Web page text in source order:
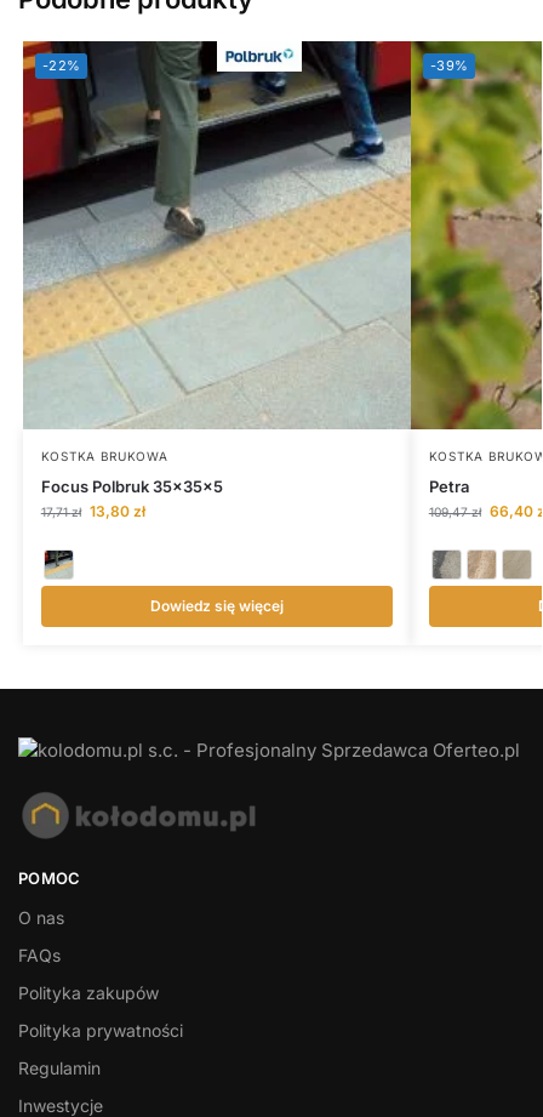
-22%
KOSTKA BRUKOWA
Focus Polbruk 35x35x5
17,71zł 13,80 zł
Dowiedz się więcej
-39%
KOSTKA
Petra
109,47zł 66,40
POMOC
O nas
FAQs
Polityka zakupów
Polityka prywatności
Regulamin
Inwestycje